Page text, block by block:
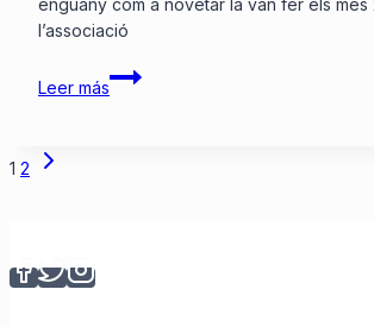
enguany com a novetar la van fer els
l’associació
Leer más
Navegación
página
1 2
Siguiente